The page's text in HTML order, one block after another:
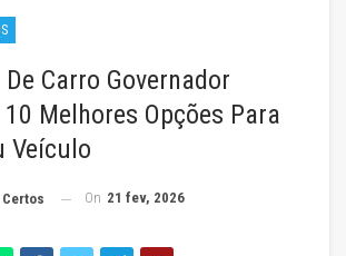
Carro Governador
Melhores Opções Para
Veículo
On 21 fev, 2026